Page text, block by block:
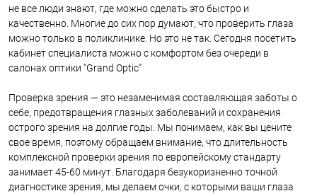
не все люди знают, где можно сделать это быстро и
качественно. Многие до сих пор думают, что проверить глаза
можно только в поликлинике. Но это не так. Сегодня посетить
кабинет специалиста можно с комфортом без очереди в
салонах оптики "Grand Optic"
Проверка зрения — это незаменимая составляющая заботы о
себе, предотвращения глазных заболеваний и сохранения
острого зрения на долгие годы. Мы понимаем, как вы цените
свое время, поэтому обращаем внимание, что длительность
комплексной проверки зрения по европейскому стандарту
занимает 45-60 минут. Благодаря безукоризненно точной
диагностике зрения, мы делаем очки, с которыми ваши глаза